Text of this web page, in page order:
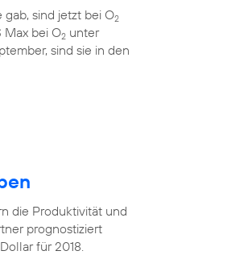
sind jetzt bei O2
Max bei O2 unter
sind sie in den
die Produktivität und
prognostiziert
für 2018.